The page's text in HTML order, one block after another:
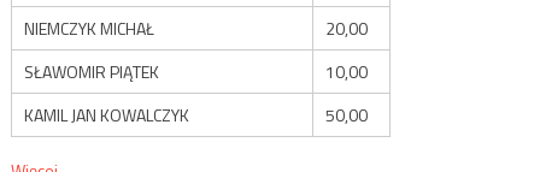
NIEMCZYK MICHAŁ
20,00
SŁAWOMIR PIĄTEK
10,00
KAMIL JAN KOWALCZYK
50,00